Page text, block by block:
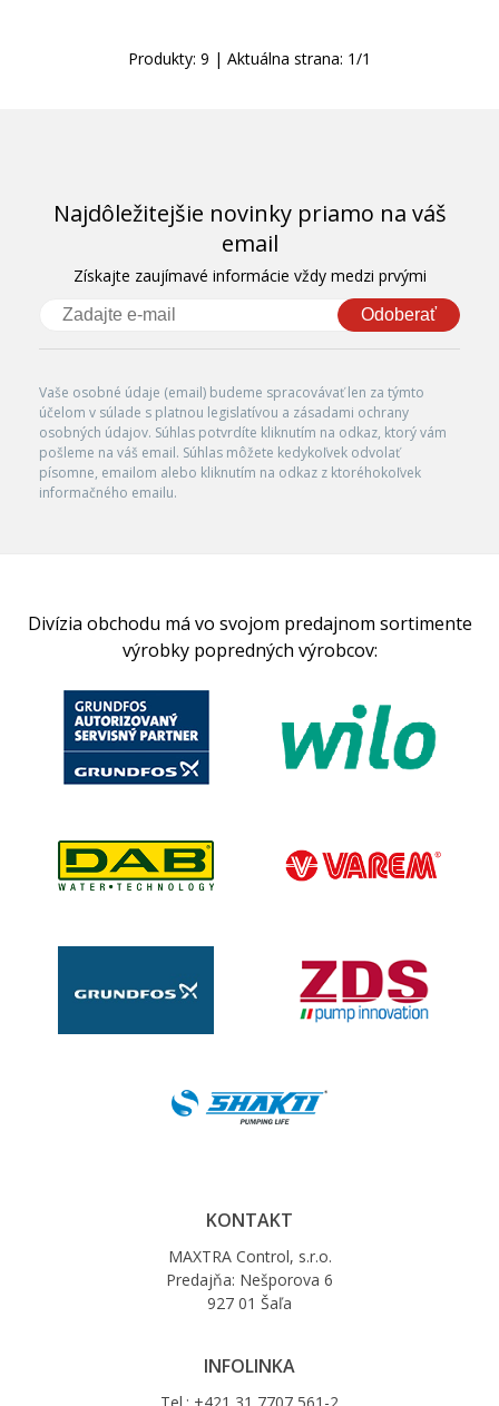
Produkty: 9 | Aktuálna strana: 1/1
Najdôležitejšie novinky priamo na váš
email
Získajte zaujímavé informácie vždy medzi prvými
Odoberať
Vaše osobné údaje (email) budeme spracovávať len za týmto
účelom v súlade s platnou legislatívou a zásadami ochrany
osobných údajov. Súhlas potvrdíte kliknutím na odkaz, ktorý vám
pošleme na váš email. Súhlas môžete kedykoľvek odvolať
písomne, emailom alebo kliknutím na odkaz z ktoréhokoľvek
informačného emailu.
Divízia obchodu má vo svojom predajnom sortimente
výrobky popredných výrobcov:
KONTAKT
MAXTRA Control, s.r.o.
Predajňa: Nešporova 6
927 01 Šaľa
INFOLINKA